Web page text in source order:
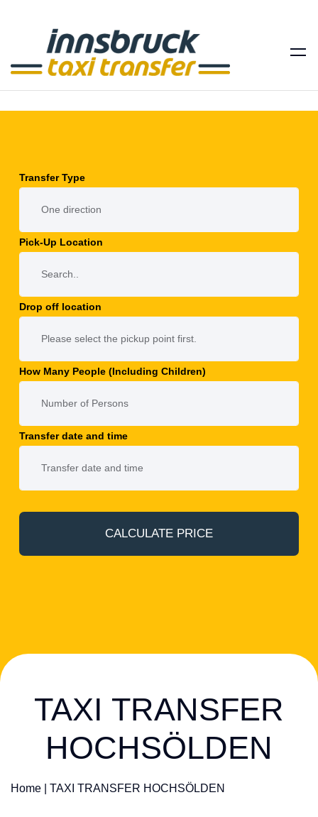
Transfer Type
Pick-Up Location
Drop off location
How Many People (Including Children)
Transfer date and time
CALCULATE PRICE
TAXI TRANSFER
HOCHSÖLDEN
Home TAXI TRANSFER HOCHSÖLDEN